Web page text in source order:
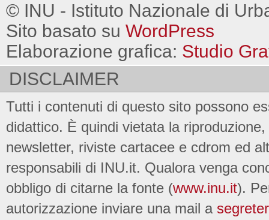
© INU - Istituto Nazionale di
Sito basato su WordPress
Elaborazione grafica: Studio
DISCLAIMER
Tutti i contenuti di questo sito possono
didattico. È quindi vietata la
newsletter, riviste cartacee e cdrom ed
responsabili di INU.it. Qualora venga
obbligo di citarne la fonte (www.inu.it).
autorizzazione inviare una mail a